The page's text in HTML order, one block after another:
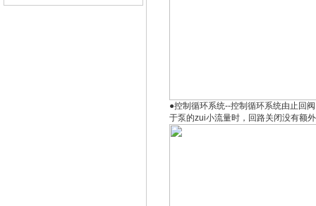
●控制循环系统--控制循环系统由止回
于泵的zui小流量时，回路关闭没有额